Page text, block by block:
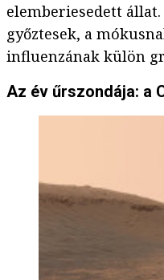
elemberiesedett
győztesek, a
influenzának külön
Az év űrszondája: a